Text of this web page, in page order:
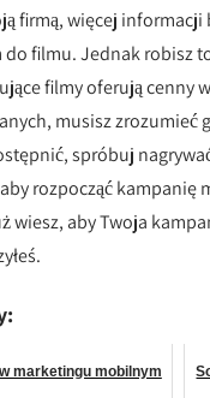
firmą, więcej
filmu. Jednak robisz
filmy oferują cenny
musisz
spróbuj
rozpocząć
wiesz, aby Twoja
marketingu mobilnym